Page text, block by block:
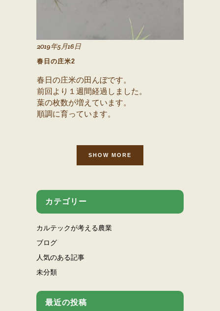
2019年5月16日
春日の庄米2
春日の庄米の田んぼです。
前回より１週間経過しました。
葉の枚数が増えています。
順調に育っています。
SHOW MORE
カテゴリー
カルテックが考える農業
ブログ
人気のある記事
未分類
最近の投稿